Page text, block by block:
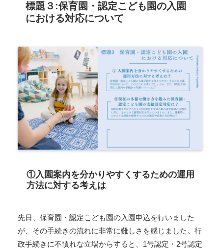
標題３:保育園・認定こども園の入園
における対応について
①入園案内を分かりやすくするための運用
方法に対する考えは
先日、保育園・認定こども園の入園申込を行いました
が、その手続きの流れに非常に難しさを感じました。行
政手続きに不慣れな立場からすると、1号認定・2号認定